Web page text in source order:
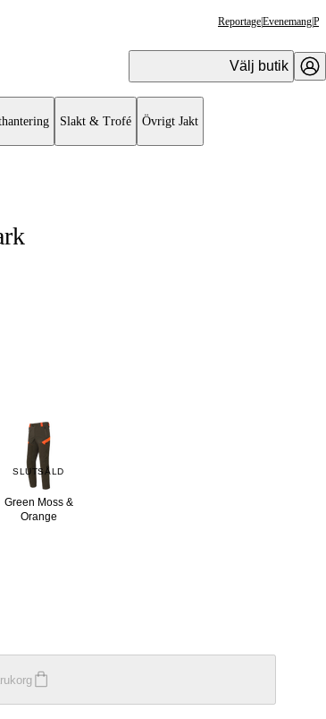
ReportageEvenemang
Välj butik
Slakt & Trofé Övrigt Jakt
Green Moss &
Orange
SLUTSÅLD